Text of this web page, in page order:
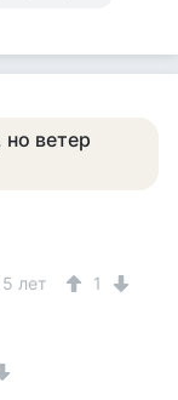
но ветер
5 лет 1